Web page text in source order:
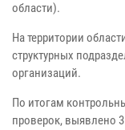
области).
На территории
структурных
организаций.
По итогам
проверок, выявлено